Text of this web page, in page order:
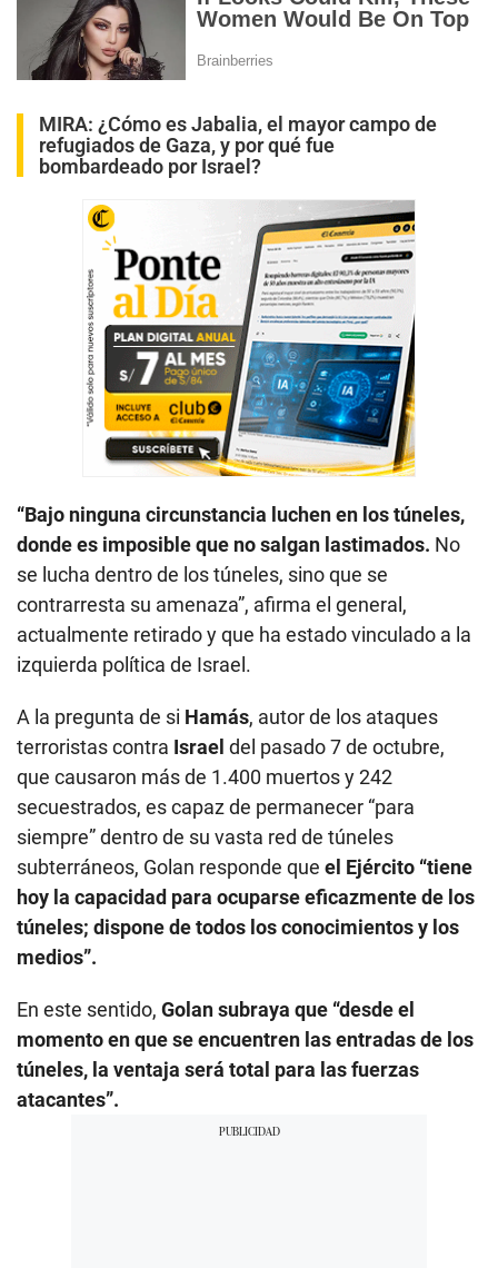
MIRA: ¿Cómo es Jabalia, el mayor campo de
refugiados de Gaza, y por qué fue
bombardeado por Israel?
“Bajo ninguna circunstancia luchen en los túneles,
donde es imposible que no salgan lastimados. No
se lucha dentro de los túneles, sino que se
contrarresta su amenaza”, afirma el general,
actualmente retirado y que ha estado vinculado a la
izquierda política de Israel.
A la pregunta de si Hamás, autor de los ataques
terroristas contra Israel del pasado 7 de octubre,
que causaron más de 1.400 muertos y 242
secuestrados, es capaz de permanecer “para
siempre” dentro de su vasta red de túneles
subterráneos, Golan responde que el Ejército “tiene
hoy la capacidad para ocuparse eficazmente de los
túneles; dispone de todos los conocimientos y los
medios”.
En este sentido, Golan subraya que “desde el
momento en que se encuentren las entradas de los
túneles, la ventaja será total para las fuerzas
atacantes”.